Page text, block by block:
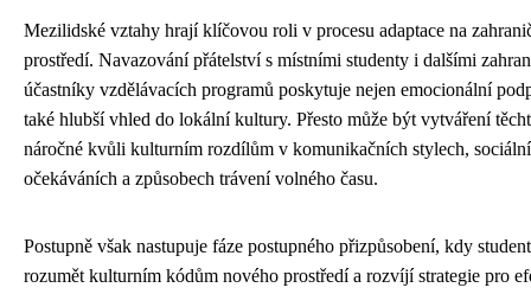
Mezilidské vztahy hrají klíčovou roli v procesu adaptace na
prostředí. Navazování přátelství s místními studenty i dalšími
účastníky vzdělávacích programů poskytuje nejen emocionální
také hlubší vhled do lokální kultury. Přesto může být vytváření
náročné kvůli kulturním rozdílům v komunikačních stylech,
očekáváních a způsobech trávení volného času.
Postupně však nastupuje fáze postupného přizpůsobení, kdy
rozumět kulturním kódům nového prostředí a rozvíjí strategie pro